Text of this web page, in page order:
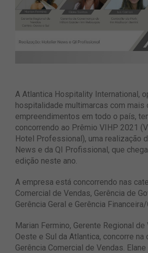
A Atlantica Hospitality International,
hospitalidade multimarcas com mais
empreendimentos em todo o país,
concorrendo ao Prêmio VIHP 2021
Hotel Professional), uma realização
News e da QI Profissional, que
edição neste ano.
A empresa está concorrendo nas
Comercial de Vendas, Gerência de
Gerência Geral e Gerência
Marian Fermino, Gerente Regional
Oeste e Sul da Atlantica, concorre na
Gerência Comercial de Vendas.